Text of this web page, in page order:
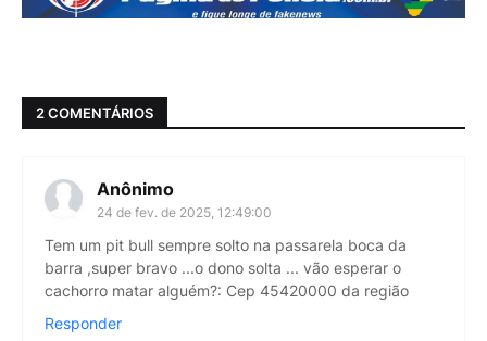
2 COMENTÁRIOS
Anônimo
24 de fev. de 2025, 12:49:00
Tem um pit bull sempre solto na passarela boca da
barra ,super bravo ...o dono solta ... vão esperar o
cachorro matar alguém?: Cep 45420000 da região
Responder